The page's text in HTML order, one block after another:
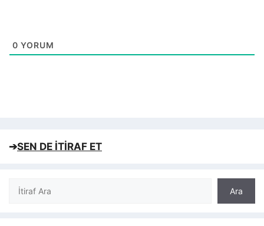
0 YORUM
➔SEN DE İTİRAF ET
Ara
Ara